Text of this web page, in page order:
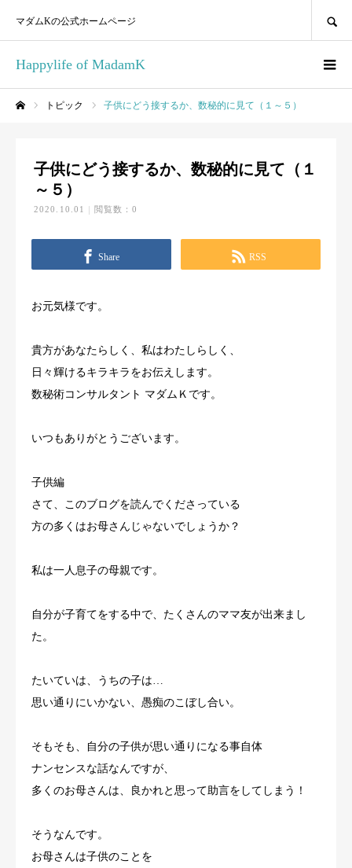
Happylife of MadamK
マダムKの公式ホームページ
トピック 子供にどう接するか、数秘的に見て（１～５）
子供にどう接するか、数秘的に見て（１
～５）
2020.10.01 閲覧数：0
Share RSS
お元気様です。
貴方があなたらしく、私はわたしらしく、
日々輝けるキラキラをお伝えします。
数秘術コンサルタント マダムＫです。
いつもありがとうございます。
子供編
さて、このブログを読んでくださっている
方の多くはお母さんじゃないでしょうか？
私は一人息子の母親です。
自分が子育てをする中で、たくさんのママ友が出来まし
た。
たいていは、うちの子は…
思い通りにいかない、愚痴のこぼし合い。
そもそも、自分の子供が思い通りになる事自体
ナンセンスな話なんですが、
多くのお母さんは、良かれと思って助言をしてしまう！
そうなんです。
お母さんは子供のことを